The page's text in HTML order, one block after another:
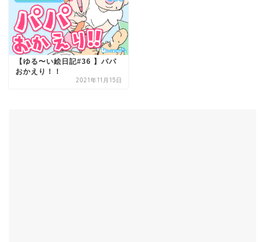
【ゆる〜い絵日記#36 】パパ
おかえり！！
2021年11月15日